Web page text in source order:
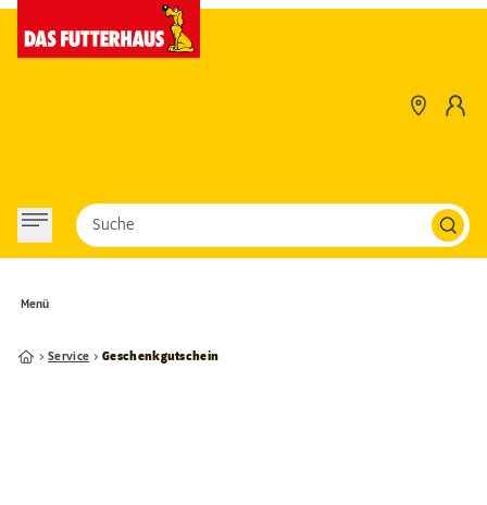
Menü
Suche
Service Geschenkgutschein